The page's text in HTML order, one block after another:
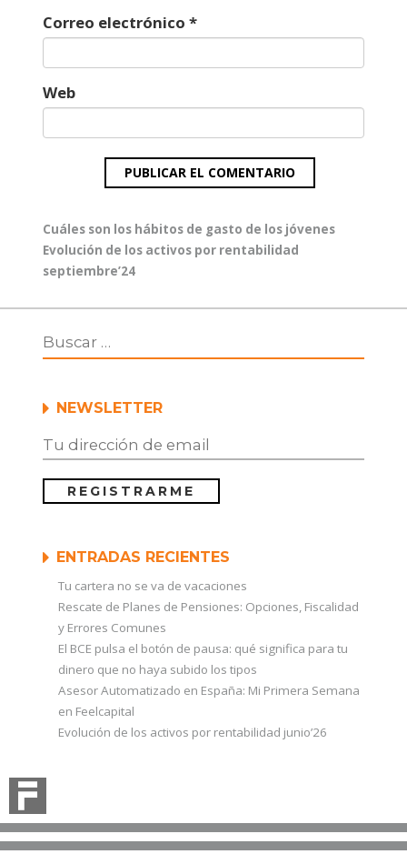
Correo electrónico *
Web
Navegación
de
entradas
Entrada
anterior:
Cuáles son los hábitos de gasto de los jóvenes
Entrada
siguiente:
Evolución de los activos por rentabilidad
septiembre’24
NEWSLETTER
ENTRADAS RECIENTES
Tu cartera no se va de vacaciones
Rescate de Planes de Pensiones: Opciones, Fiscalidad
y Errores Comunes
El BCE pulsa el botón de pausa: qué significa para tu
dinero que no haya subido los tipos
Asesor Automatizado en España: Mi Primera Semana
en Feelcapital
Evolución de los activos por rentabilidad junio’26